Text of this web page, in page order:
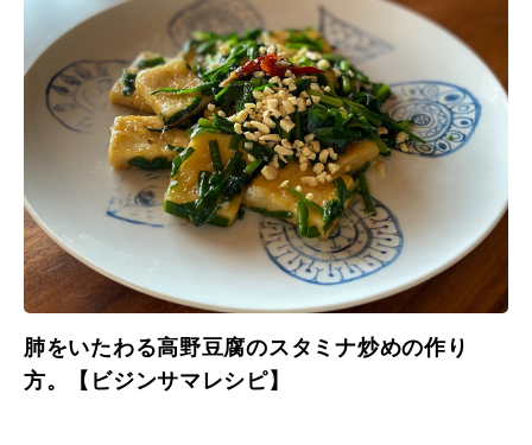
肺をいたわる高野豆腐のスタミナ炒めの作り
方。【ビジンサマレシピ】